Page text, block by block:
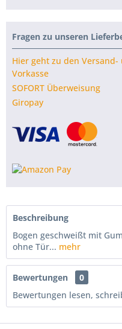
Fragen zu unseren
Hier geht zu den
Vorkasse
SOFORT Überweisung
Giropay
Beschreibung
Bogen geschweißt mit
ohne Tür... mehr
Bewertungen
0
Bewertungen lesen,